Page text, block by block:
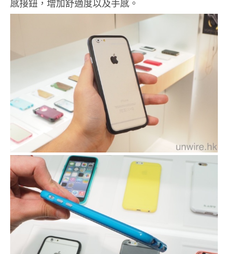
感接鈕，增加舒適度以及手感。